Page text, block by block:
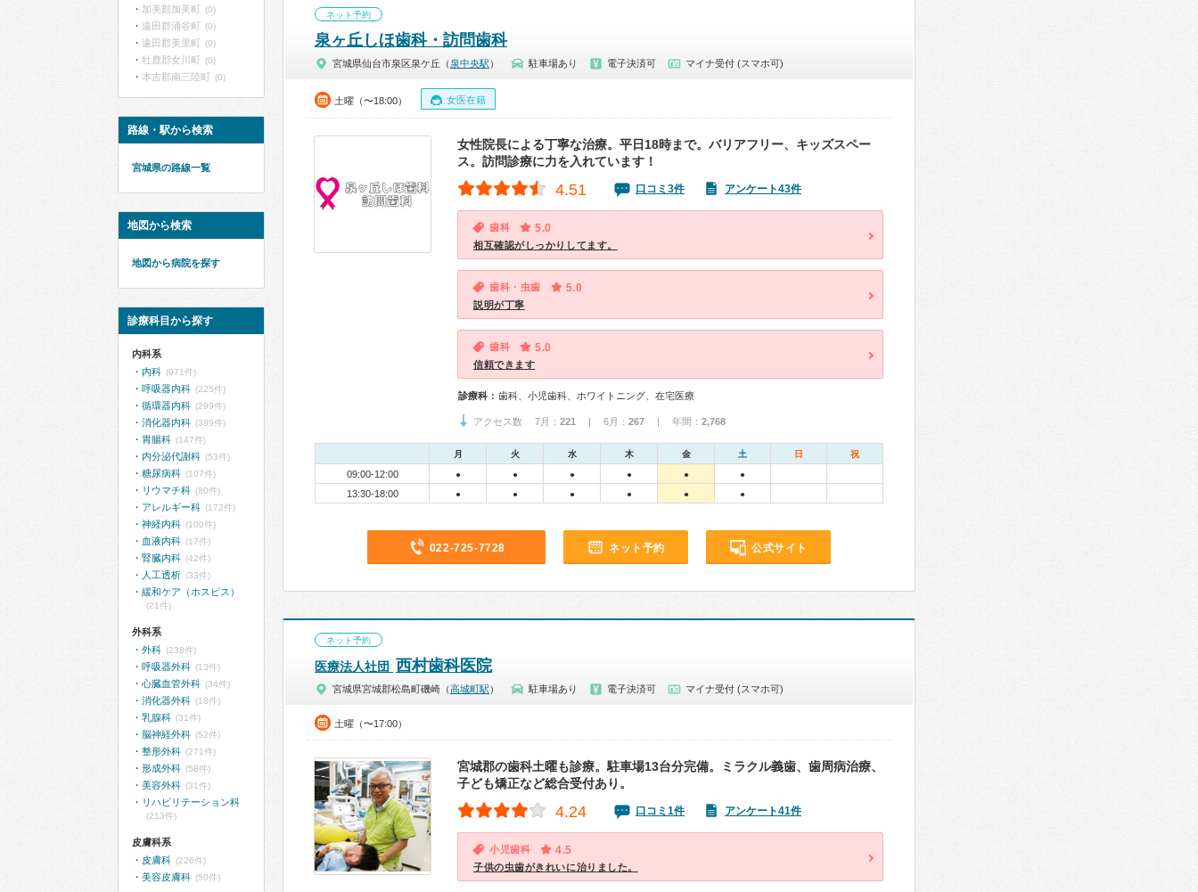
ネット予約
泉ヶ丘しほ歯科・訪問歯科
宮城県仙台市泉区泉ケ丘（泉中央駅 ） 駐車場あり 電子決済可 マイナ受付 (スマホ可)
土曜（〜18:00） 女医在籍
女性院長による丁寧な治療。平日18時まで。バリアフリー、キッズスペー
ス。訪問診療に力を入れています！
4.51 口コミ3件 アンケート43件
歯科 5.0
相互確認がしっかりしてます。
歯科・虫歯 5.0
説明が丁寧
歯科 5.0
信頼できます
診療科： 歯科、小児歯科、ホワイトニング、在宅医療
アクセス数 7月： 221 | 6月： 267 | 年間： 2,768
月 火 水 木 金 土 日 祝
09:00-12:00 ● ● ● ● ● ●
13:30-18:00 ● ● ● ● ● ●
022-725-7728 ネット予約 公式サイト
ネット予約
医療法人社団 西村歯科医院
宮城県宮城郡松島町磯崎（高城町駅 ） 駐車場あり 電子決済可 マイナ受付 (スマホ可)
土曜（〜17:00）
宮城郡の歯科土曜も診療。駐車場13台分完備。ミラクル義歯、歯周病治療、
子ども矯正など総合受付あり。
4.24 口コミ1件 アンケート41件
小児歯科 4.5
子供の虫歯がきれいに治りました。
加美郡加美町 (0)
遠田郡涌谷町 (0)
遠田郡美里町 (0)
牡鹿郡女川町 (0)
本吉郡南三陸町 (0)
路線・駅から検索
宮城県の路線一覧
地図から検索
地図から病院を探す
診療科目から探す
内科系
内科 (971件)
呼吸器内科 (225件)
循環器内科 (299件)
消化器内科 (389件)
胃腸科 (147件)
内分泌代謝科 (53件)
糖尿病科 (107件)
リウマチ科 (80件)
アレルギー科 (172件)
神経内科 (100件)
血液内科 (17件)
腎臓内科 (42件)
人工透析 (33件)
緩和ケア（ホスピス）
(21件)
外科系
外科 (238件)
呼吸器外科 (13件)
心臓血管外科 (34件)
消化器外科 (18件)
乳腺科 (31件)
脳神経外科 (52件)
整形外科 (271件)
形成外科 (58件)
美容外科 (31件)
リハビリテーション科
(213件)
皮膚科系
皮膚科 (226件)
美容皮膚科 (50件)